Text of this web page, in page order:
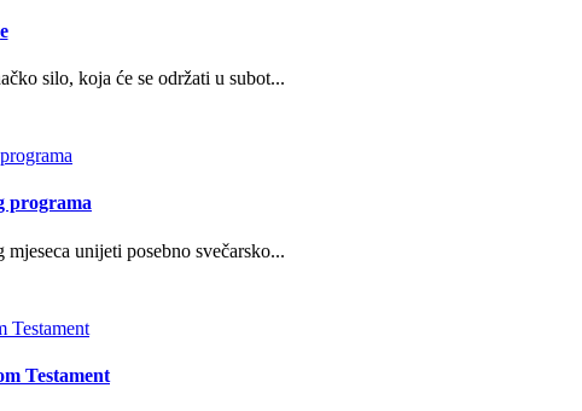
silo, koja će se održati u subot...
programa
unijeti posebno svečarsko...
Testament